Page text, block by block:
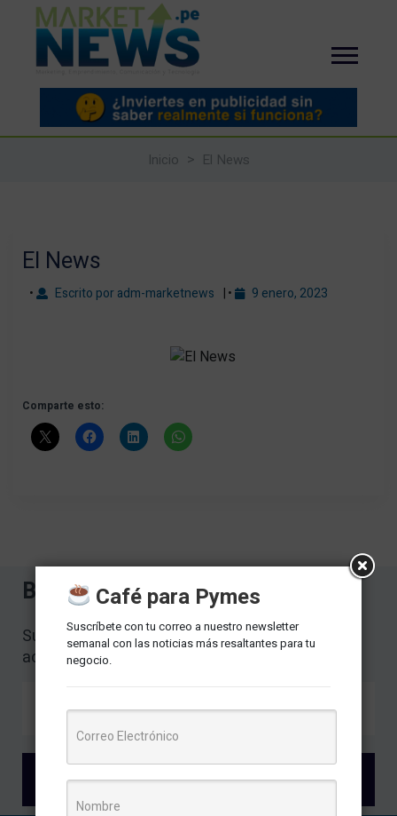
Inicio El News
El News
Escrito por adm-marketnews 9 enero, 2023
Comparte esto:
Boletín
Suscríbete para recibir las últimas
actualizaciones.
Subscríbete
Café para Pymes
Suscríbete con tu correo a nuestro newsletter
semanal con las noticias más resaltantes para tu
negocio.